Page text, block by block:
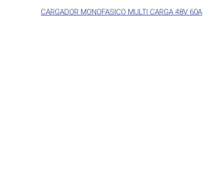
CARGADOR MONOFASICO MULTI CARGA 48V 60A